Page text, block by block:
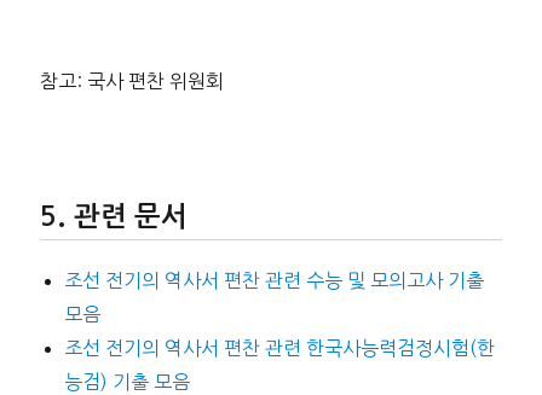
참고: 국사 편찬 위원회
관련 문서
조선 전기의 역사서 편찬 관련 수능 및 모의고사 기출
모음
조선 전기의 역사서 편찬 관련 한국사능력검정시험(한
능검) 기출 모음